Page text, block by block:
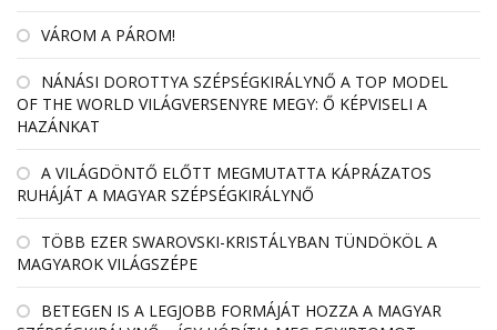
VÁROM A PÁROM!
NÁNÁSI DOROTTYA SZÉPSÉGKIRÁLYNŐ A TOP MODEL
OF THE WORLD VILÁGVERSENYRE MEGY: Ő KÉPVISELI A
HAZÁNKAT
A VILÁGDÖNTŐ ELŐTT MEGMUTATTA KÁPRÁZATOS
RUHÁJÁT A MAGYAR SZÉPSÉGKIRÁLYNŐ
TÖBB EZER SWAROVSKI-KRISTÁLYBAN TÜNDÖKÖL A
MAGYAROK VILÁGSZÉPE
BETEGEN IS A LEGJOBB FORMÁJÁT HOZZA A MAGYAR